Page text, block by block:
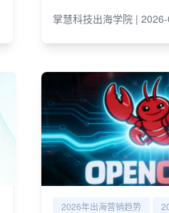
掌慧科技出海学院 |
2026年出海营销趋势